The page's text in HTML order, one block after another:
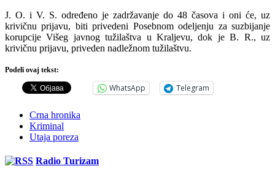
J. O. i V. S. određeno je zadržavanje do 48 časova i oni će, uz
krivičnu prijavu, biti privedeni Posebnom odeljenju za suzbijanje
korupcije Višeg javnog tužilaštva u Kraljevu, dok je B. R., uz
krivičnu prijavu, priveden nadležnom tužilaštvu.
Podeli ovaj tekst:
WhatsApp Telegram
Crna hronika
Kriminal
Utaja poreza
Radio Turizam